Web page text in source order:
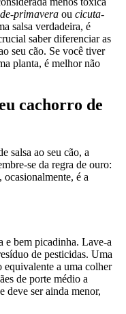
primavera ou cicuta-
salsa verdadeira, é
saber diferenciar as
seu cão. Se você tiver
planta, é melhor não
cachorro de
salsa ao seu cão, a
se da regra de ouro:
é a
e bem picadinha. Lave-a
de pesticidas. Uma
equivalente a uma colher
de porte médio a
deve ser ainda menor,